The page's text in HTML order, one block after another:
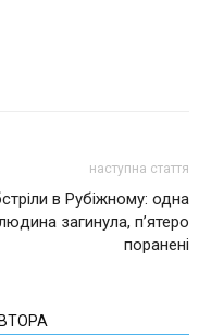
наступна стаття
в Рубіжному: одна
загинула, п’ятеро
поранені